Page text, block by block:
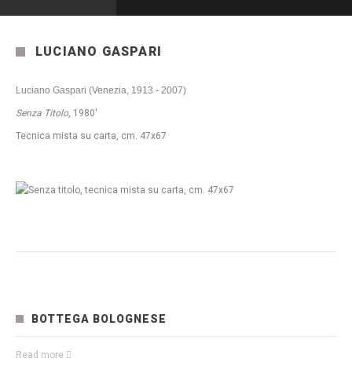
LUCIANO GASPARI
Luciano Gaspari (Venezia, 1913 - 2007)
Senza Titolo, 1980'
Tecnica mista su carta, cm. 47x67
BOTTEGA BOLOGNESE
Read more